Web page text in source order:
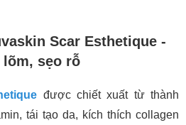
Scar Esthetique -
lõm, sẹo rỗ
được chiết xuất từ thành
tái tạo da, kích thích collagen